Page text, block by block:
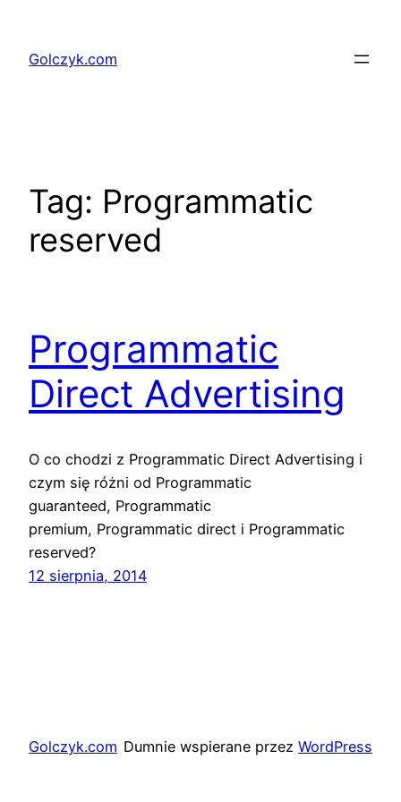
treściGolczyk.com
Tag: Programmatic
reserved
Programmatic
Direct Advertising
O co chodzi z Programmatic Direct Advertising i
czym się różni od Programmatic
guaranteed, Programmatic
premium, Programmatic direct i Programmatic
reserved?
12 sierpnia, 2014
Golczyk.com Dumnie wspierane przez WordPress